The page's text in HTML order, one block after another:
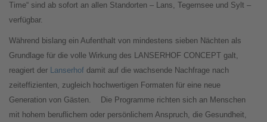
Time“ sind ab sofort an allen Standorten – Lans, Tegernsee und Sylt –
verfügbar.
Während bislang ein Aufenthalt von mindestens sieben Nächten als
Grundlage für die volle Wirkung des LANSERHOF CONCEPT galt,
reagiert der Lanserhof damit auf die wachsende Nachfrage nach
zeiteffizienten, zugleich hochwertigen Formaten für eine neue
Generation von Gästen.
Die Programme richten sich an Menschen
mit hohem beruflichem oder persönlichem Anspruch, die Gesundheit,